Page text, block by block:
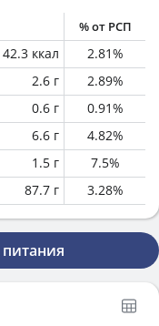
% от РСП
42.3 ккал 2.81%
2.6 г 2.89%
0.6 г 0.91%
6.6 г 4.82%
1.5 г 7.5%
87.7 г 3.28%